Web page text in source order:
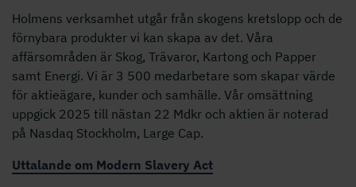
Holmens verksamhet utgår från skogens kretslopp och de
förnybara produkter vi kan skapa av det. Våra
affärsområden är Skog, Trävaror, Kartong och Papper
samt Energi. Vi är 3 500 medarbetare som skapar värde
för aktieägare, kunder och samhälle. Vår omsättning
uppgick 2025 till nästan 22 Mdkr och aktien är noterad
på Nasdaq Stockholm, Large Cap.
Uttalande om Modern Slavery Act